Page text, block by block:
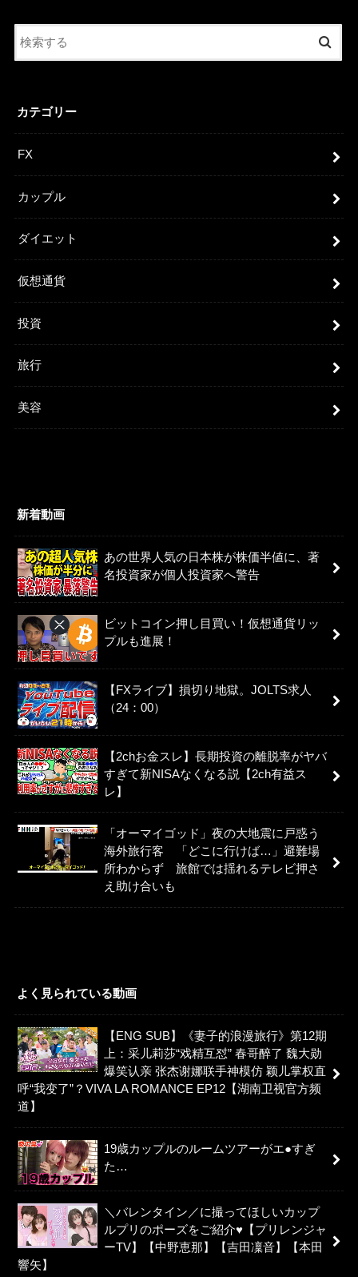
カテゴリー
FX
カップル
ダイエット
仮想通貨
投資
旅行
美容
新着動画
あの世界人気の日本株が株価半値に、著
名投資家が個人投資家へ警告
ビットコイン押し目買い！仮想通貨リッ
プルも進展！
【FXライブ】損切り地獄。JOLTS求人
（24：00）
【2chお金スレ】長期投資の離脱率がヤバ
すぎて新NISAなくなる説【2ch有益ス
レ】
「オーマイゴッド」夜の大地震に戸惑う
海外旅行客 「どこに行けば…」避難場
所わからず 旅館では揺れるテレビ押さ
え助け合いも
よく見られている動画
【ENG SUB】《妻子的浪漫旅行》第12期
上：采儿莉莎“戏精互怼” 春哥醉了 魏大勋
爆笑认亲 张杰谢娜联手神模仿 颖儿掌权直
呼“我变了”？VIVA LA ROMANCE EP12【湖南卫视官方频
道】
19歳カップルのルームツアーがエ●すぎ
た…
＼バレンタイン／に撮ってほしいカップ
ルプリのポーズをご紹介♥【プリレンジャ
ーTV】【中野恵那】【吉田凜音】【本田
響矢】